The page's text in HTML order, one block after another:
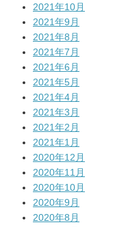
2021年10月
2021年9月
2021年8月
2021年7月
2021年6月
2021年5月
2021年4月
2021年3月
2021年2月
2021年1月
2020年12月
2020年11月
2020年10月
2020年9月
2020年8月